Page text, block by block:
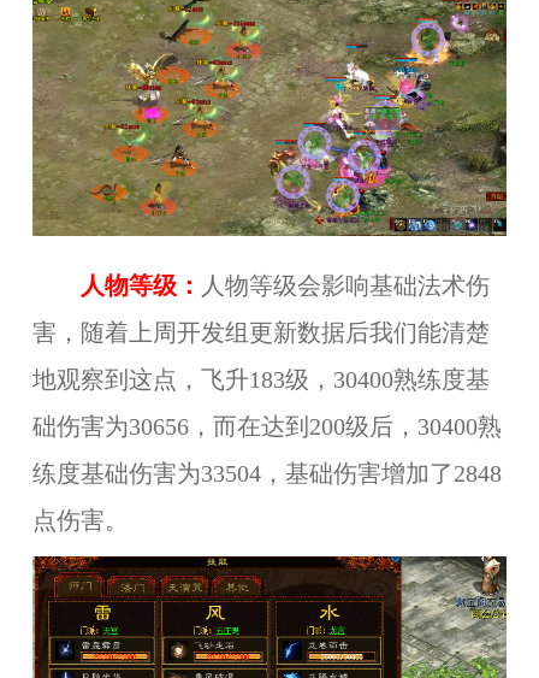
人物等级： 人物等级会影响基础法术伤
害，随着上周开发组更新数据后我们能清楚
地观察到这点，飞升183级，30400熟练度基
础伤害为30656，而在达到200级后，30400熟
练度基础伤害为33504，基础伤害增加了2848
点伤害。